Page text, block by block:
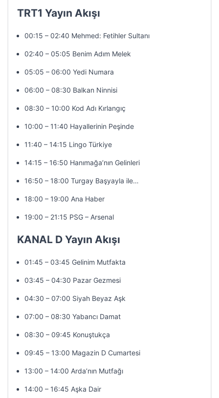
TRT1 Yayın Akışı
00:15 – 02:40 Mehmed: Fetihler Sultanı
02:40 – 05:05 Benim Adım Melek
05:05 – 06:00 Yedi Numara
06:00 – 08:30 Balkan Ninnisi
08:30 – 10:00 Kod Adı Kırlangıç
10:00 – 11:40 Hayallerinin Peşinde
11:40 – 14:15 Lingo Türkiye
14:15 – 16:50 Hanımağa’nın Gelinleri
16:50 – 18:00 Turgay Başyayla ile…
18:00 – 19:00 Ana Haber
19:00 – 21:15 PSG – Arsenal
KANAL D Yayın Akışı
01:45 – 03:45 Gelinim Mutfakta
03:45 – 04:30 Pazar Gezmesi
04:30 – 07:00 Siyah Beyaz Aşk
07:00 – 08:30 Yabancı Damat
08:30 – 09:45 Konuştukça
09:45 – 13:00 Magazin D Cumartesi
13:00 – 14:00 Arda’nın Mutfağı
14:00 – 16:45 Aşka Dair